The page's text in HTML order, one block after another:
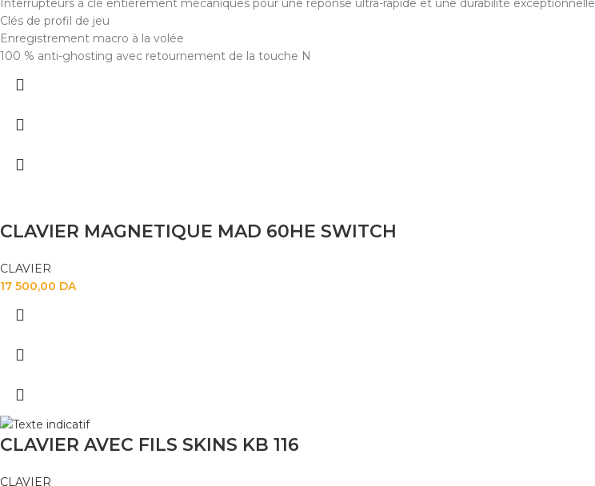
Interrupteurs à clé entièrement mécaniques pour une réponse ultra-rapide et une durabilité exceptionnelle
Clés de profil de jeu
Enregistrement macro à la volée
100 % anti-ghosting avec retournement de la touche N
CLAVIER MAGNETIQUE MAD 60HE SWITCH
CLAVIER
17 500,00 DA
CLAVIER AVEC FILS SKINS KB 116
CLAVIER